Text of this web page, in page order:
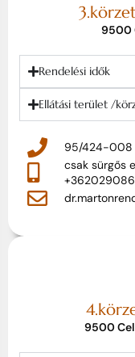
9500
Rendelési idők
Ellátási terület /
95/424-008
csak sürgős
9500